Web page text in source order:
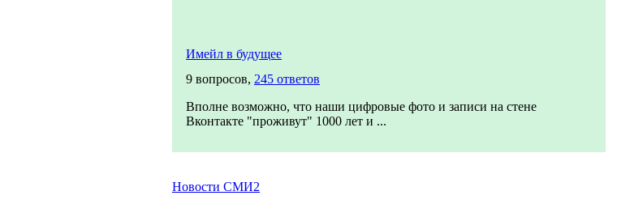
Имейл в будущее
9 вопросов, 245 ответов
Вполне возможно, что наши цифровые фото и записи на стене
Вконтакте "проживут" 1000 лет и ...
Новости СМИ2